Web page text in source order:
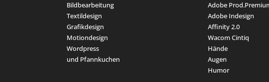
Bildbearbeitung
Textildesign
Grafikdesign
Motiondesign
Wordpress
und Pfannkuchen
Adobe
Adobe Indesign
Affinity 2.0
Wacom Cintiq
Hände
Augen
Humor